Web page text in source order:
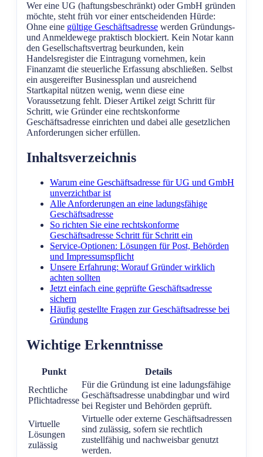
Wer eine UG (haftungsbeschränkt) oder GmbH gründen
möchte, steht früh vor einer entscheidenden Hürde:
Ohne eine gültige Geschäftsadresse werden Gründungs-
und Anmeldewege praktisch blockiert. Kein Notar kann
den Gesellschaftsvertrag beurkunden, kein
Handelsregister die Eintragung vornehmen, kein
Finanzamt die steuerliche Erfassung abschließen. Selbst
ein ausgereifter Businessplan und ausreichend
Startkapital nützen wenig, wenn diese eine
Voraussetzung fehlt. Dieser Artikel zeigt Schritt für
Schritt, wie Gründer eine rechtskonforme
Geschäftsadresse einrichten und dabei alle gesetzlichen
Anforderungen sicher erfüllen.
Inhaltsverzeichnis
Warum eine Geschäftsadresse für UG und GmbH
unverzichtbar ist
Alle Anforderungen an eine ladungsfähige
Geschäftsadresse
So richten Sie eine rechtskonforme
Geschäftsadresse Schritt für Schritt ein
Service-Optionen: Lösungen für Post, Behörden
und Impressumspflicht
Unsere Erfahrung: Worauf Gründer wirklich
achten sollten
Jetzt einfach eine geprüfte Geschäftsadresse
sichern
Häufig gestellte Fragen zur Geschäftsadresse bei
Gründung
Wichtige Erkenntnisse
Punkt
Details
Rechtliche
Pflichtadresse
Für die Gründung ist eine ladungsfähige
Geschäftsadresse unabdingbar und wird
bei Register und Behörden geprüft.
Virtuelle
Lösungen
zulässig
Virtuelle oder externe Geschäftsadressen
sind zulässig, sofern sie rechtlich
zustellfähig und nachweisbar genutzt
werden.